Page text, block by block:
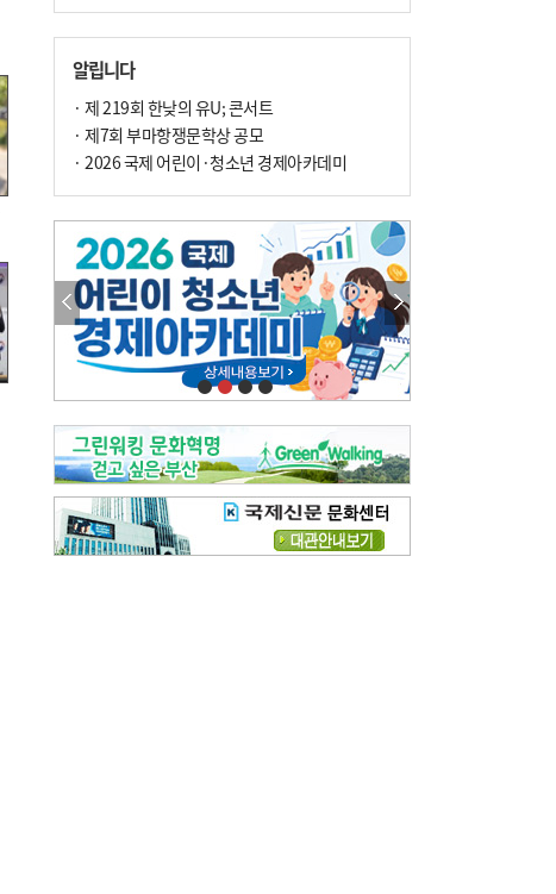
알립니다
· 제 219회 한낮의 유U; 콘서트
· 제7회 부마항쟁문학상 공모
· 2026 국제 어린이·청소년 경제아카데미